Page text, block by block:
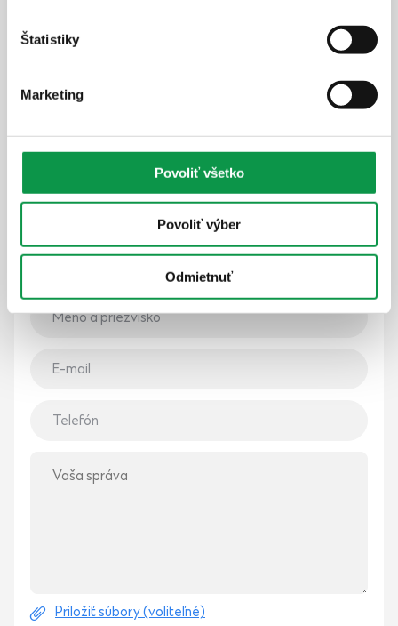
Štatistiky
Marketing
Povoliť všetko
Povoliť výber
Odmietnuť
Montovaná stavba GARDEON® na
Nenašli ste čo ste hľadali? Máte špeciálne požiadavky?
Porozprávajte sa s odborníkom alebo vyplňte formulár
Priložiť súbory (voliteľné)